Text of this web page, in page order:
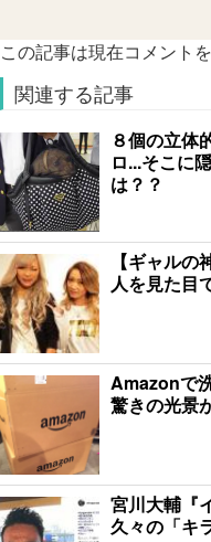
この記事は現在コメント
関連する記事
８個の立体
ロ...そこに
は？？
【ギャル
人を見た目
Amazonで
驚きの光景
宮川大輔『
久々の「キ